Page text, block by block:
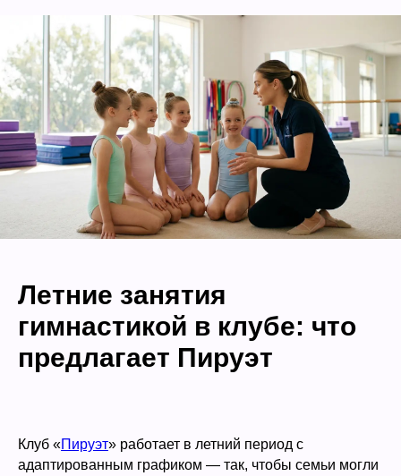
Летние занятия
гимнастикой в клубе: что
предлагает Пируэт
Клуб «Пируэт» работает в летний период с
адаптированным графиком — так, чтобы семьи могли